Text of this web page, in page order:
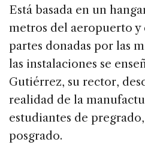
Está basada en un
metros del aeropuerto y
partes donadas por las
las instalaciones se
Gutiérrez, su rector,
realidad de la
estudiantes de
posgrado.